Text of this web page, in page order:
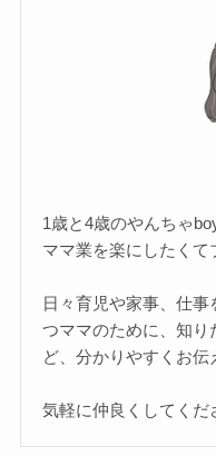
1歳と4歳のやんちゃ
ママ業を楽にしたくて
日々育児や家事、仕
つママのために、知り
ど、分かりやすくお伝
気軽に仲良くしてくだ